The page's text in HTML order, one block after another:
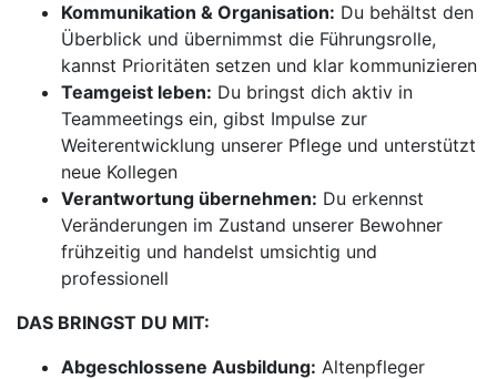
Kommunikation & Organisation: Du behältst den
Überblick und übernimmst die Führungsrolle,
kannst Prioritäten setzen und klar kommunizieren
Teamgeist leben: Du bringst dich aktiv in
Teammeetings ein, gibst Impulse zur
Weiterentwicklung unserer Pflege und unterstützt
neue Kollegen
Verantwortung übernehmen: Du erkennst
Veränderungen im Zustand unserer Bewohner
frühzeitig und handelst umsichtig und
professionell
DAS BRINGST DU MIT:
Abgeschlossene Ausbildung: Altenpfleger